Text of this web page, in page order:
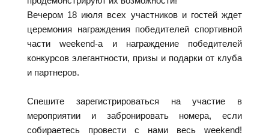
Вечером 18 июля всех участников и гостей ждет
церемония награждения победителей спортивной
части weekend-а и награждение победителей
конкурсов элегантности, призы и подарки от клуба
и партнеров.
Спешите зарегистрироваться на участие в
мероприятии и забронировать номера, если
собираетесь провести с нами весь weekend!